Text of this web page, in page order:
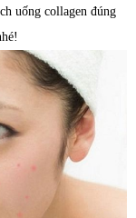
uống collagen đúng